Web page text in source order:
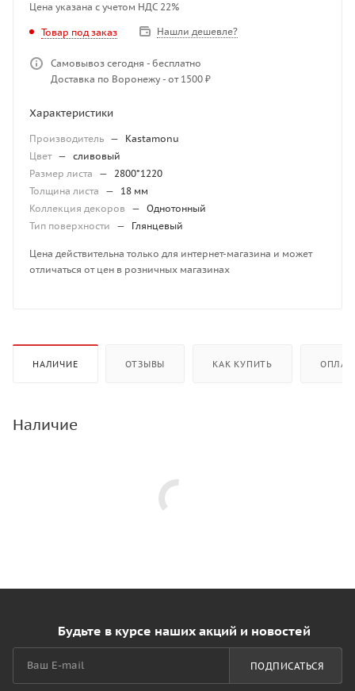
Цена указана с учетом НДС 22%
Товар под заказ Нашли дешевле?
Самовывоз сегодня - бесплатно
Доставка по Воронежу - от 1500 ₽
Характеристики
Производитель —
Kastamonu
Цвет — сливовый
Размер листа
— 2800*1220
Толщина листа
—
18 мм
Коллекция декоров
— Однотонный
Тип поверхности
— Глянцевый
Цена действительна только для интернет-магазина и может
отличаться от цен в розничных магазинах
НАЛИЧИЕ ОТЗЫВЫ КАК КУПИТЬ
Наличие
Будьте в курсе наших акций и новостей
ПОДПИСАТЬСЯ